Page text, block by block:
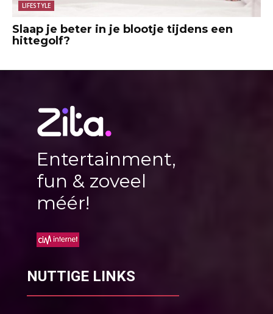
LIFESTYLE
Slaap je beter in je blootje tijdens een
hittegolf?
Entertainment,
fun & zoveel
méér!
NUTTIGE LINKS